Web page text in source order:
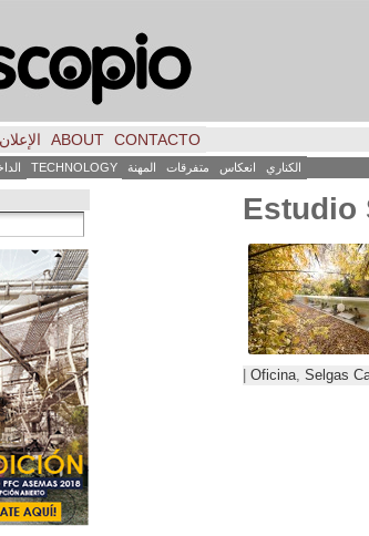
الإعلان ABOUT CONTACTO
TECHNOLOGY المهنة متفرقات انعكاس الكناري
Estudio
Oficina Selgas